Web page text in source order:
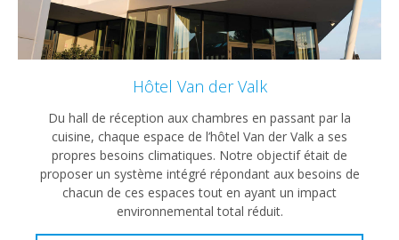
Hôtel Van der Valk
Du hall de réception aux chambres en passant par la
cuisine, chaque espace de l’hôtel Van der Valk a ses
propres besoins climatiques. Notre objectif était de
proposer un système intégré répondant aux besoins de
chacun de ces espaces tout en ayant un impact
environnemental total réduit.